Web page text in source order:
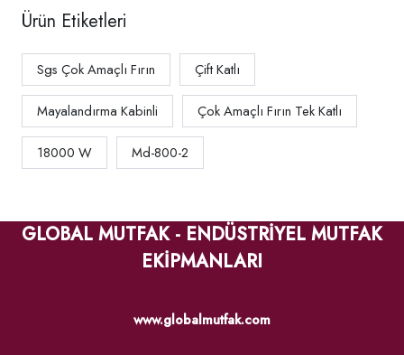
Ürün Etiketleri
Sgs Çok Amaçlı Fırın Çift Katlı
Mayalandırma Kabinli Çok Amaçlı Fırın Tek Katlı
18000 W Md-800-2
GLOBAL MUTFAK - ENDÜSTRİYEL MUTFAK
EKİPMANLARI
www.globalmutfak.com